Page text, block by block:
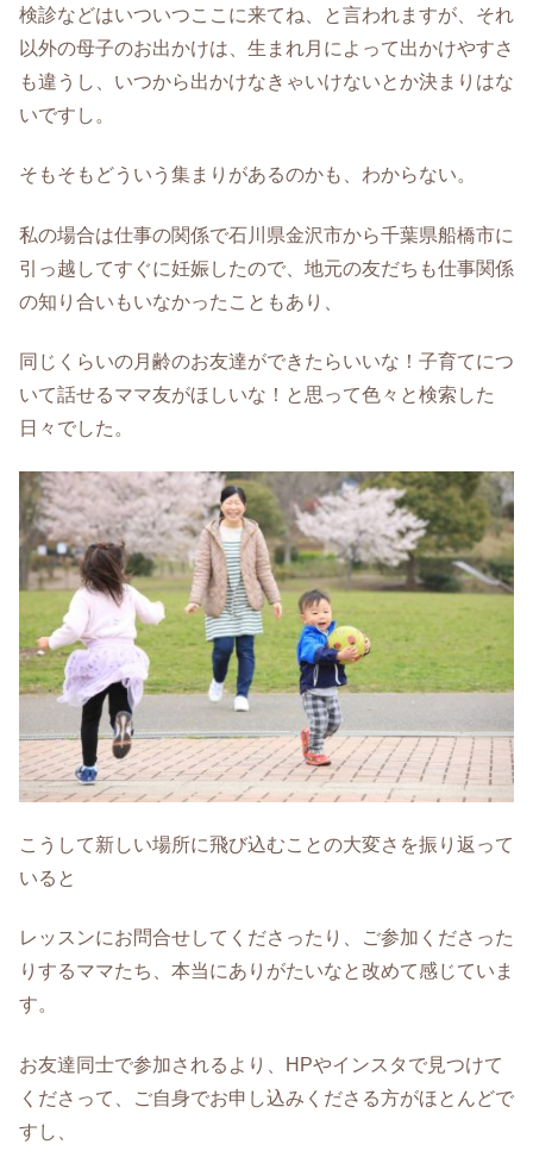
検診などはいついつここに来てね、と言われますが、それ
以外の母子のお出かけは、生まれ月によって出かけやすさ
も違うし、いつから出かけなきゃいけないとか決まりはな
いですし。
そもそもどういう集まりがあるのかも、わからない。
私の場合は仕事の関係で石川県金沢市から千葉県船橋市に
引っ越してすぐに妊娠したので、地元の友だちも仕事関係
の知り合いもいなかったこともあり、
同じくらいの月齢のお友達ができたらいいな！子育てにつ
いて話せるママ友がほしいな！と思って色々と検索した
日々でした。
こうして新しい場所に飛び込むことの大変さを振り返って
いると
レッスンにお問合せしてくださったり、ご参加くださった
りするママたち、本当にありがたいなと改めて感じていま
す。
お友達同士で参加されるより、HPやインスタで見つけて
くださって、ご自身でお申し込みくださる方がほとんどで
すし、